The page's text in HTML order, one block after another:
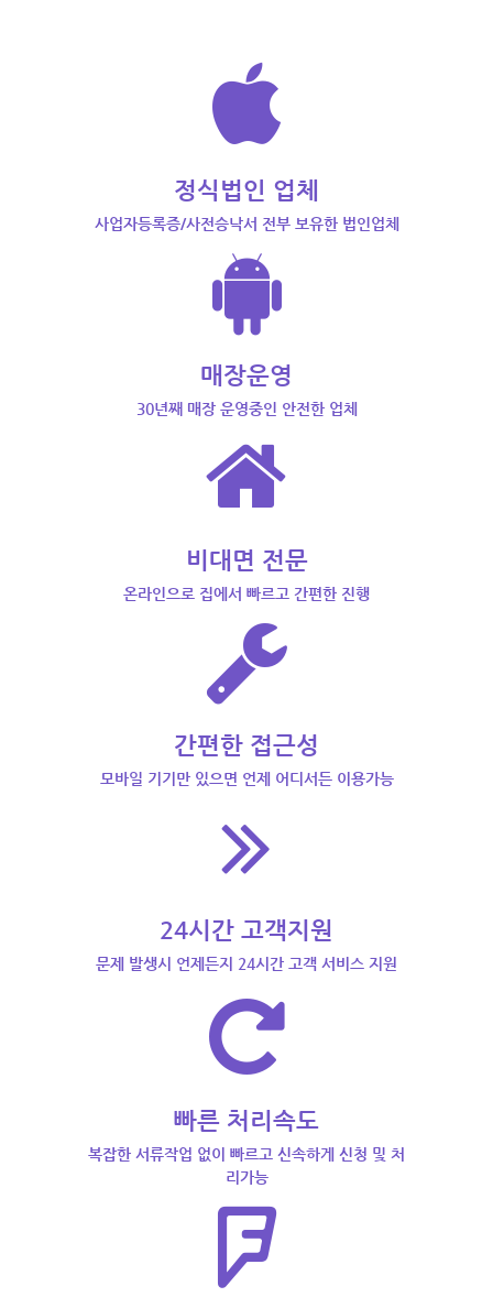
정식법인 업체
사업자등록증/사전승낙서 전부 보유한 법인업체
매장운영
30년째 매장 운영중인 안전한 업체
비대면 전문
온라인으로 집에서 빠르고 간편한 진행
간편한 접근성
모바일 기기만 있으면 언제 어디서든 이용가능
24시간 고객지원
문제 발생시 언제든지 24시간 고객 서비스 지원
빠른 처리속도
복잡한 서류작업 없이 빠르고 신속하게 신청 및 처
리가능